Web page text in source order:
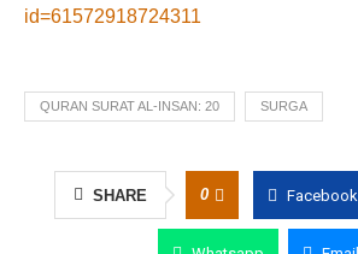
id=61572918724311
QURAN SURAT AL-INSAN: 20 SURGA
SHARE 0 Facebook